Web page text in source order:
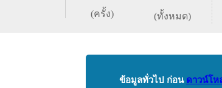
(ครั้ง) (ทั้งหมด)
ข้อมูลทั่วไป ก่อน ดาวน์โห